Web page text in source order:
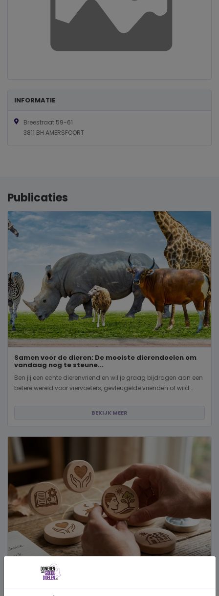
INFORMATIE
Breestraat 59-61
3811 BH AMERSFOORT
Publicaties
Samen voor de dieren: De mooiste dierendoelen om
vandaag nog te steune...
Ben jij een echte dierenvriend en wil je graag bijdragen aan een
betere wereld voor viervoeters, gevleugelde vrienden of wild...
BEKIJK MEER
Hoe kies je een goed doel dat écht bij je past?